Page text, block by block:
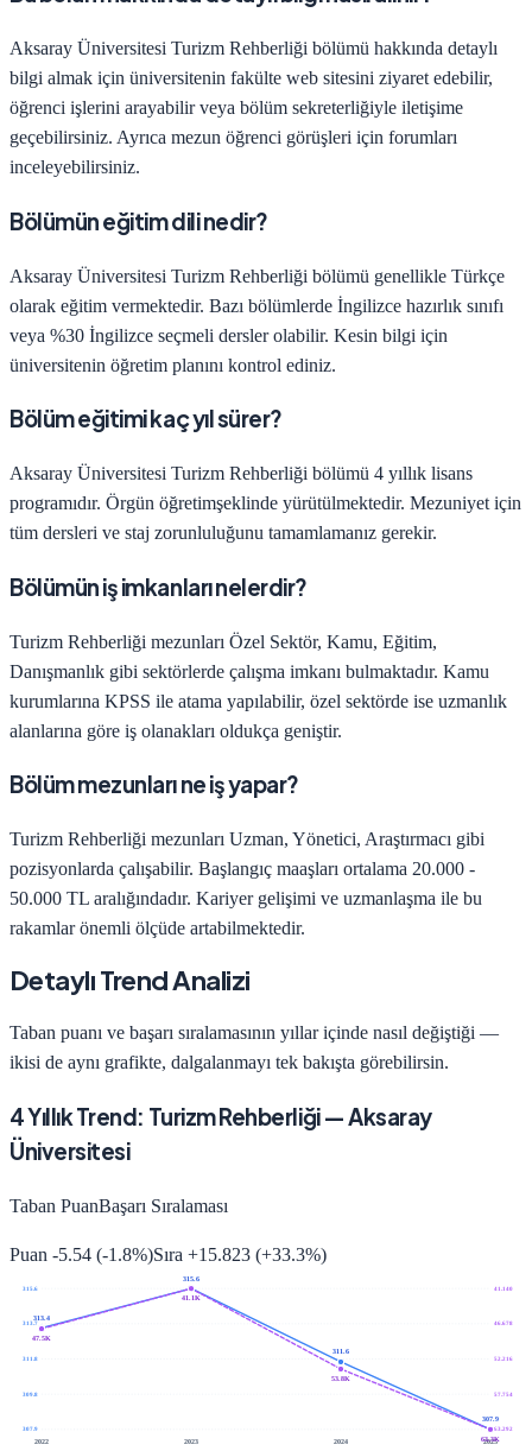
Aksaray Üniversitesi Turizm Rehberliği bölümü hakkında detaylı
bilgi almak için üniversitenin fakülte web sitesini ziyaret edebilir,
öğrenci işlerini arayabilir veya bölüm sekreterliğiyle iletişime
geçebilirsiniz. Ayrıca mezun öğrenci görüşleri için forumları
inceleyebilirsiniz.
Bölümün eğitim dili nedir?
Aksaray Üniversitesi Turizm Rehberliği bölümü genellikle Türkçe
olarak eğitim vermektedir. Bazı bölümlerde İngilizce hazırlık sınıfı
veya %30 İngilizce seçmeli dersler olabilir. Kesin bilgi için
üniversitenin öğretim planını kontrol ediniz.
Bölüm eğitimi kaç yıl sürer?
Aksaray Üniversitesi Turizm Rehberliği bölümü 4 yıllık lisans
programıdır. Örgün öğretimşeklinde yürütülmektedir. Mezuniyet için
tüm dersleri ve staj zorunluluğunu tamamlamanız gerekir.
Bölümün iş imkanları nelerdir?
Turizm Rehberliği mezunları Özel Sektör, Kamu, Eğitim,
Danışmanlık gibi sektörlerde çalışma imkanı bulmaktadır. Kamu
kurumlarına KPSS ile atama yapılabilir, özel sektörde ise uzmanlık
alanlarına göre iş olanakları oldukça geniştir.
Bölüm mezunları ne iş yapar?
Turizm Rehberliği mezunları Uzman, Yönetici, Araştırmacı gibi
pozisyonlarda çalışabilir. Başlangıç maaşları ortalama 20.000 -
50.000 TL aralığındadır. Kariyer gelişimi ve uzmanlaşma ile bu
rakamlar önemli ölçüde artabilmektedir.
Detaylı Trend Analizi
Taban puanı ve başarı sıralamasının yıllar içinde nasıl değiştiği —
ikisi de aynı grafikte, dalgalanmayı tek bakışta görebilirsin.
4Yıllık Trend: Turizm Rehberliği—Aksaray
Üniversitesi
Taban PuanBaşarı Sıralaması
Puan -5.54 (-1.8%)Sıra +15.823 (+33.3%)
315.6 41.140
313.7 46.678
311.8 52.216
309.8 57.754
307.9
63.292
2022
2023 2024 2025
313.4
315.6
311.6
307.9
47.5K
41.1K
53.8K
63.3K